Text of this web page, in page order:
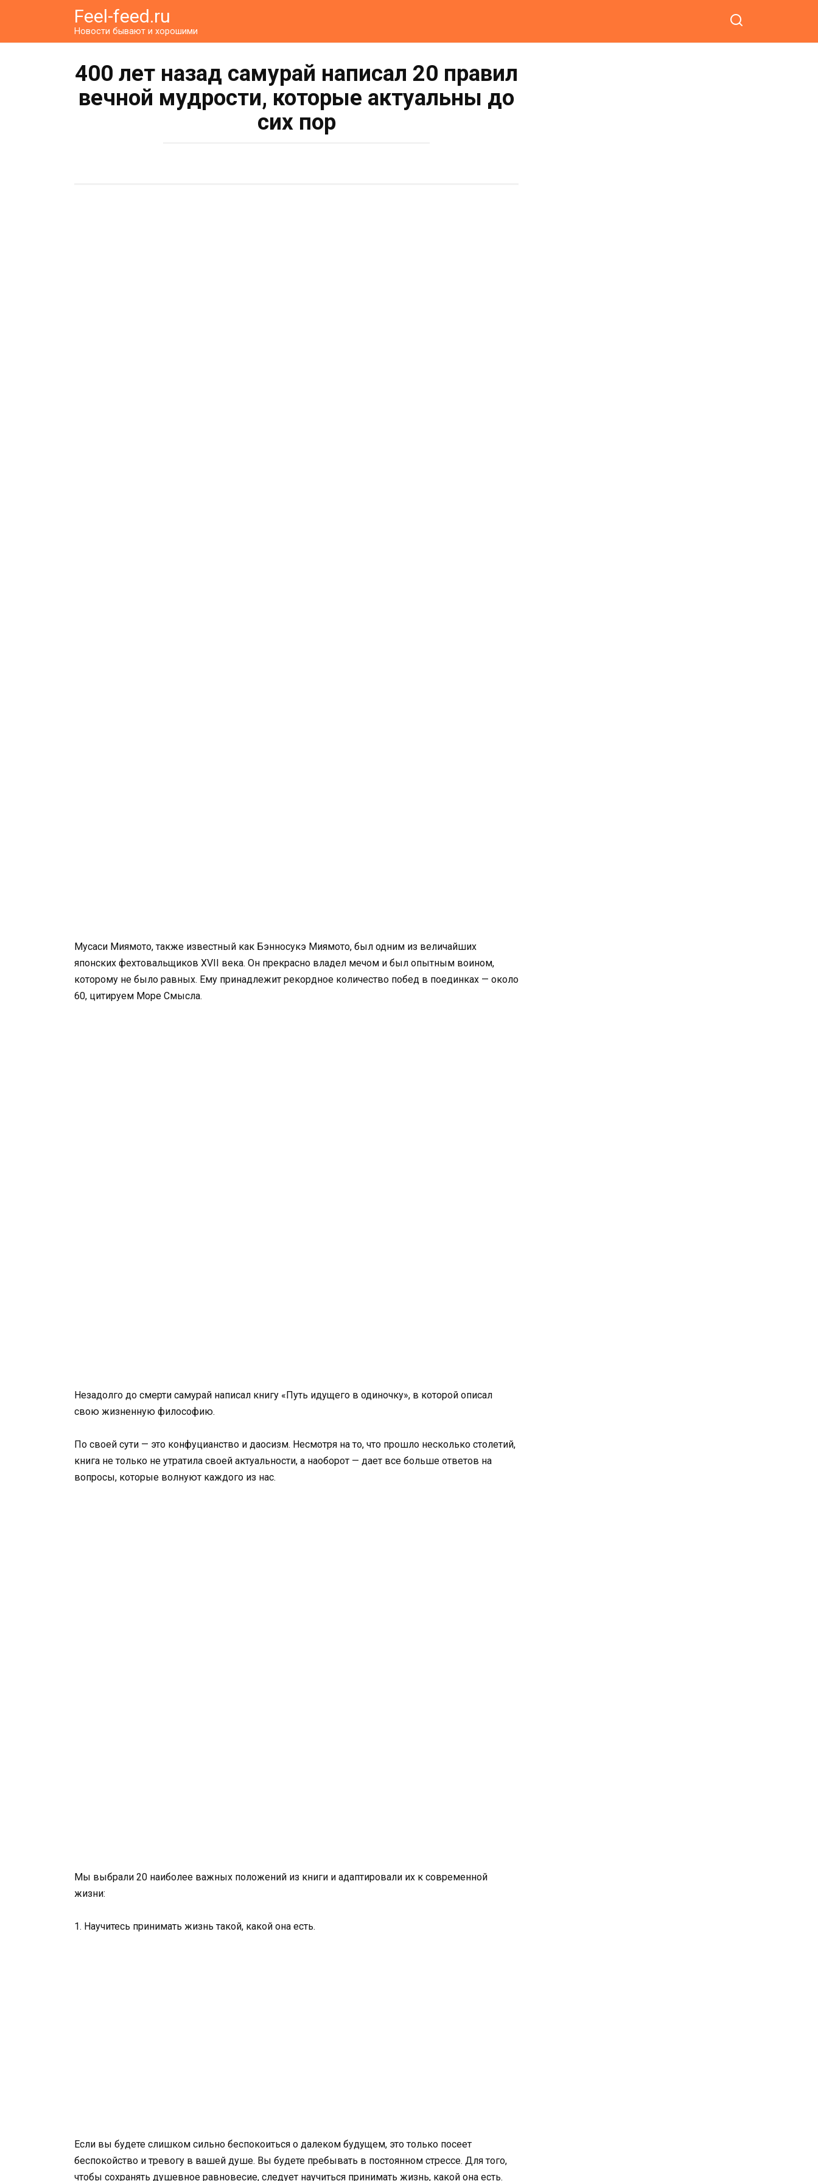
Feel-feed.ru
Новости бывают и хорошими
400 лет назад самурай написал 20 правил
вечной мудрости, которые актуальны до
сих пор
Мусаси Миямото, также известный как Бэнносукэ Миямото, был одним из величайших
японских фехтовальщиков XVII века. Он прекрасно владел мечом и был опытным воином,
которому не было равных. Ему принадлежит рекордное количество побед в поединках — около
60, цитируем Море Смысла.
Незадолго до смерти самурай написал книгу «Путь идущего в одиночку», в которой описал
свою жизненную философию.
По своей сути — это конфуцианство и даосизм. Несмотря на то, что прошло несколько столетий,
книга не только не утратила своей актуальности, а наоборот — дает все больше ответов на
вопросы, которые волнуют каждого из нас.
Мы выбрали 20 наиболее важных положений из книги и адаптировали их к современной
жизни:
1. Научитесь принимать жизнь такой, какой она есть.
Если вы будете слишком сильно беспокоиться о далеком будущем, это только посеет
беспокойство и тревогу в вашей душе. Вы будете пребывать в постоянном стрессе. Для того,
чтобы сохранять душевное равновесие, следует научиться принимать жизнь, какой она есть.